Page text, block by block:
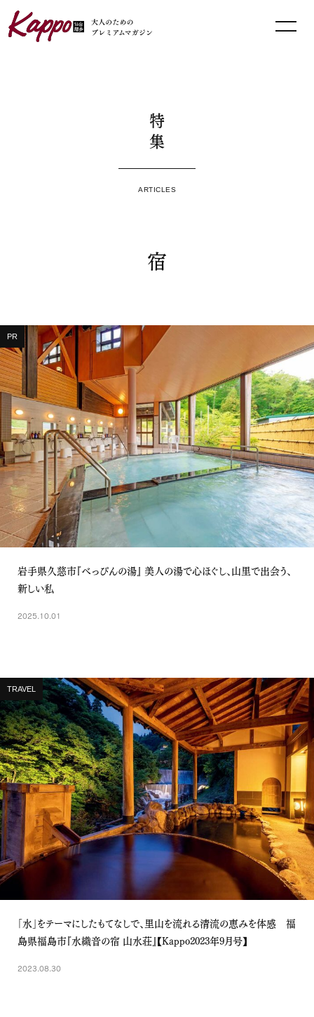
特集
ARTICLES
宿
PR
岩手県久慈市『べっぴんの湯』 美人の湯で心ほぐし、山里で出会う、
新しい私
2025.10.01
TRAVEL
「水」をテーマにしたもてなしで、里山を流れる清流の恵みを体感 福
島県福島市『水織音の宿 山水荘』【Kappo2023年9月号】
2023.08.30